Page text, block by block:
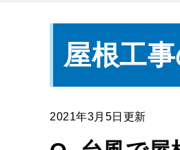
屋根工
2021年3月5日更新